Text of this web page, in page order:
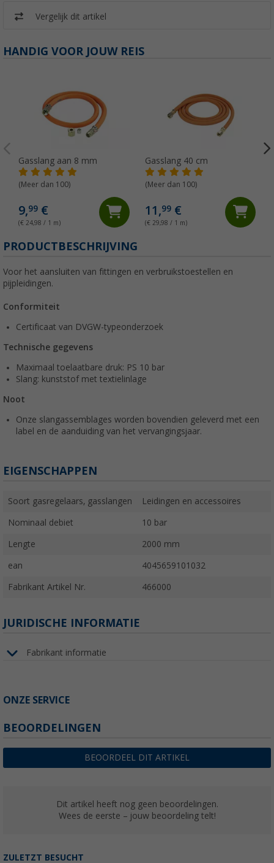
Vergelijk dit artikel
HANDIG VOOR JOUW REIS
Gasslang aan 8 mm
(Meer dan 100)
9,99 €
(€ 24,98 / 1 m)
Gasslang 40 cm
(Meer dan 100)
11,99€
(€ 29,98 / 1 m)
PRODUCTBESCHRIJVING
Voor het aansluiten van fittingen en verbruikstoestellen en
pijpleidingen.
Conformiteit
Certificaat van DVGW-typeonderzoek
Technische gegevens
Maximaal toelaatbare druk: PS 10 bar
Slang: kunststof met textielinlage
Noot
Onze slangassemblages worden bovendien geleverd met een
label en de aanduiding van het vervangingsjaar.
EIGENSCHAPPEN
Soort gasregelaars, gasslangen Leidingen en accessoires
Nominaal debiet 10 bar
Lengte 2000 mm
ean 4045659101032
Fabrikant Artikel Nr. 466000
JURIDISCHE INFORMATIE
Fabrikant informatie
ONZE SERVICE
BEOORDELINGEN
BEOORDEEL DIT ARTIKEL
Dit artikel heeft nog geen beoordelingen.
Wees de eerste – jouw beoordeling telt!
ZULETZT BESUCHT